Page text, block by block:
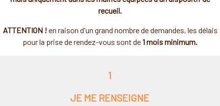
recueil.
ATTENTION ! en raison d'un grand nombre de demandes, les délais
pour la prise de rendez-vous sont de 1 mois minimum.
1
JE ME RENSEIGNE